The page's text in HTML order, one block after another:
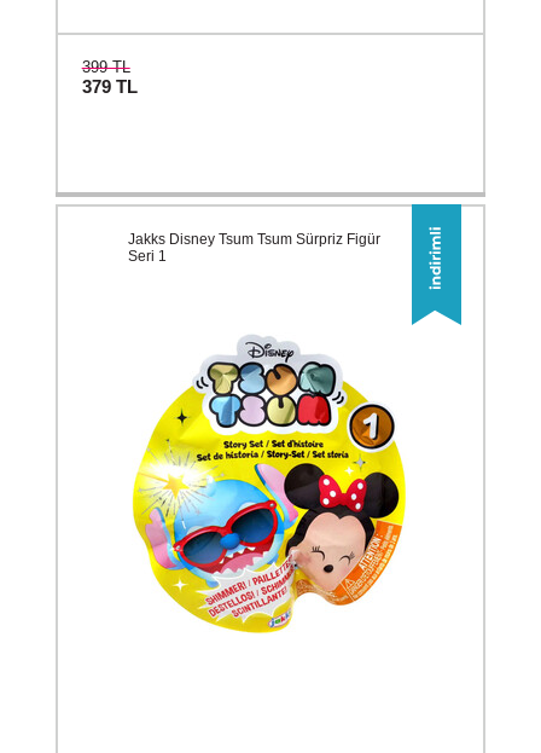
399 TL
379 TL
Jakks Disney Tsum Tsum Sürpriz Figür
Seri 1